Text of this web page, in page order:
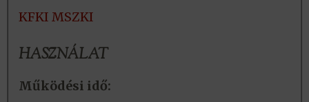
KFKI MSZKI
HASZNÁLAT
Működési idő: